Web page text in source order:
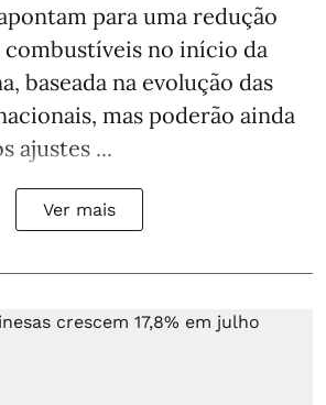
para uma redução
combustíveis no início da
baseada na evolução das
mas poderão ainda
ajustes ...
Ver mais